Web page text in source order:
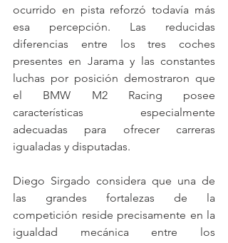
ocurrido en pista reforzó todavía más
esa percepción. Las reducidas
diferencias entre los tres coches
presentes en Jarama y las constantes
luchas por posición demostraron que
el BMW M2 Racing posee
características especialmente
adecuadas para ofrecer carreras
igualadas y disputadas.
Diego Sirgado considera que una de
las grandes fortalezas de la
competición reside precisamente en la
igualdad mecánica entre los